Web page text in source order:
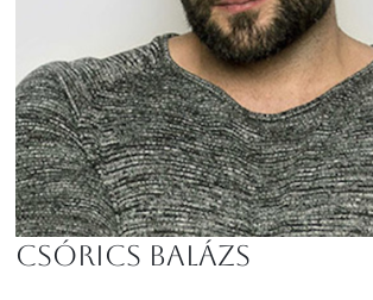
Csórics Balázs